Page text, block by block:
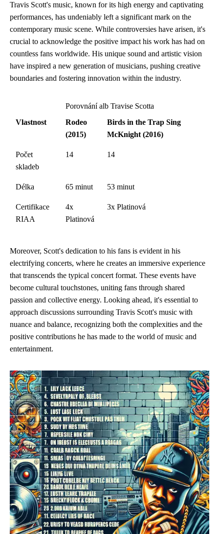
Travis Scott's music, known for its high energy and captivating
performances, has undeniably left a significant mark on the
contemporary music scene. While controversies have arisen, it's
crucial to acknowledge the positive impact his work has had on
countless fans worldwide. His unique sound and artistic vision
have inspired a new generation of musicians, pushing creative
boundaries and fostering innovation within the industry.
Porovnání alb Travise Scotta
Vlastnost
Rodeo
(2015)
Birds in the Trap Sing
McKnight (2016)
Počet
skladeb
14 14
Délka 65 minut 53 minut
Certifikace
RIAA
4x
Platinová
3x Platinová
Moreover, Scott's dedication to his fans is evident in his
electrifying concerts, where he creates an immersive experience
that transcends the typical concert format. These events have
become cultural touchstones, uniting fans through shared
passion and collective energy. Looking ahead, it's essential to
approach discussions surrounding Travis Scott's music with
nuance and balance, recognizing both the complexities and the
positive contributions he has made to the world of music and
entertainment.